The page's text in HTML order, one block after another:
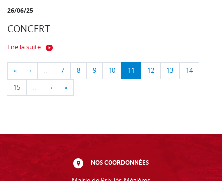
26/06/25
CONCERT
Lire la suite
« ‹ … 7 8 9 10 11 12 13 14
15 … › »
NOS COORDONNÉES